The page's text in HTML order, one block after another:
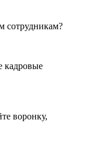
сотрудникам?
кадровые
воронку,